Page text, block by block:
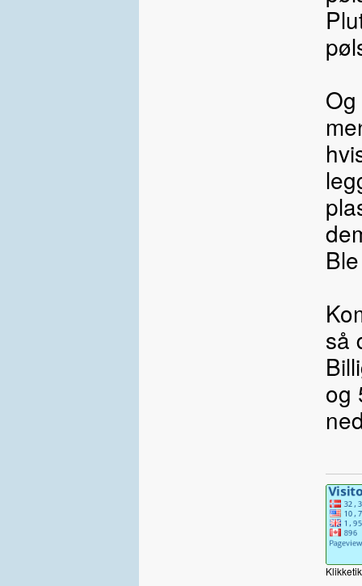
så
og